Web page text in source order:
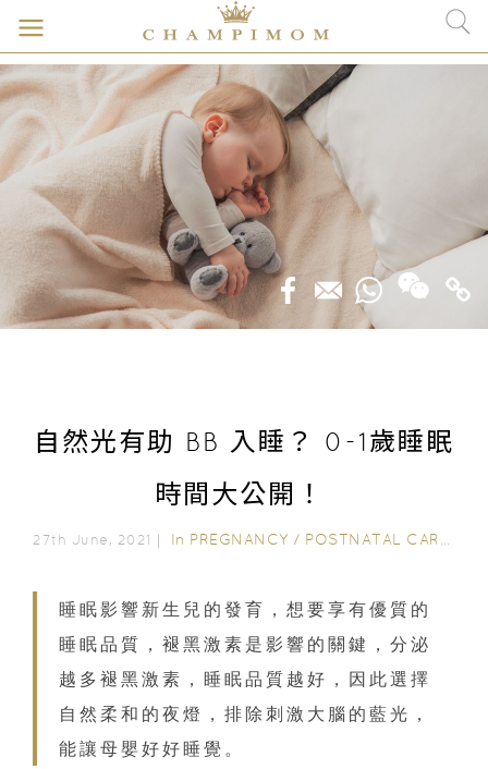
自然光有助 BB 入睡？ 0-1歲睡眠
時間大公開！
27th June, 2021｜ In PREGNANCY / POSTNATAL CARE
睡眠影響新生兒的發育，想要享有優質的
睡眠品質，褪黑激素是影響的關鍵，分泌
越多褪黑激素，睡眠品質越好，因此選擇
自然柔和的夜燈，排除刺激大腦的藍光，
能讓母嬰好好睡覺。